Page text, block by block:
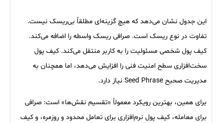
این جدول نشان می‌دهد که هیچ گزینه‌ای مطلقاً بی‌ریسک نیست.
تفاوت در نوع ریسک است. صرافی ریسک واسطه را اضافه می‌کند.
کیف پول شخصی مسئولیت را به کاربر منتقل می‌کند. کیف پول
سخت‌افزاری سطح امنیت فنی را افزایش می‌دهد، اما همچنان به
مدیریت صحیح Seed Phrase نیاز دارد.
برای همین، بهترین رویکرد معمولاً «تقسیم نقش‌ها» است: صرافی
برای معامله، کیف پول نرم‌افزاری برای تعامل محدود و روزمره، و کیف